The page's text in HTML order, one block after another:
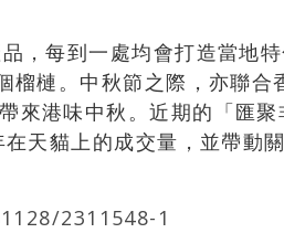
，每到一處均會打造當地
榴槤。中秋節之際，亦聯合
來港味中秋。近期的「匯聚
天貓上的成交量，並帶動
2311548-1